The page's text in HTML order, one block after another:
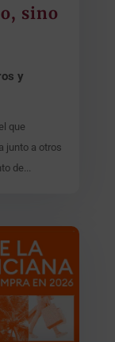
sino
y
que
junto a otros
de...